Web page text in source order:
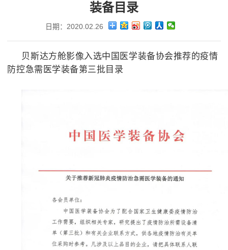
装备目录
日期：2020.02.26
贝斯达方舱影像入选中国医学装备协会推荐的疫情
防控急需医学装备第三批目录